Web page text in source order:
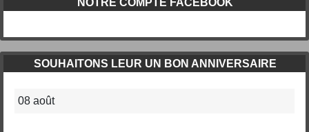
SOUHAITONS LEUR UN BON ANNIVERSAIRE
08 août